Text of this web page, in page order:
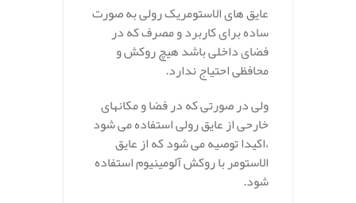
عایق های الاستومریک رولی به صورت
ساده برای کاربرد و مصرف که در
فضای داخلی باشد هیچ روکش و
محافظی احتیاج ندارد.
ولی در صورتی که در فضا و مکانهای
خارحی از عایق رولی استفاده می شود
،اکیدا توصیه می شود که از عایق
الاستومر با روکش آلومینیوم استفاده
شود.